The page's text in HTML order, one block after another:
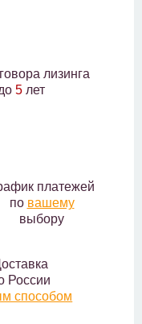
лизинга
5лет
платежей
по вашему
выбору
России
способом